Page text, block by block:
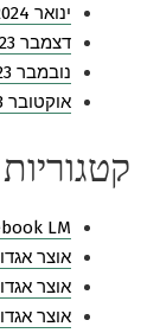
ינואר 2024
דצמבר 2023
נובמבר 2023
אוקטובר 2023
קטגוריות
LM
אוצר
אוצר
אוצר